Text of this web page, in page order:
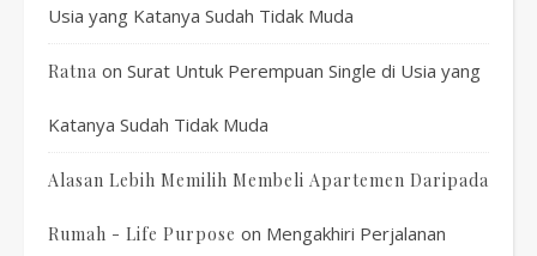
Usia yang Katanya Sudah Tidak Muda
Ratna on Surat Untuk Perempuan Single di Usia yang
Katanya Sudah Tidak Muda
Alasan Lebih Memilih Membeli Apartemen Daripada
Rumah - Life Purpose on Mengakhiri Perjalanan